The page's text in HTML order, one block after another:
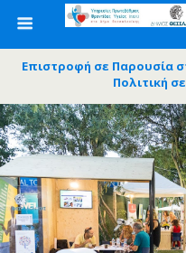
Επιστροφή σε Παρουσία
Πολιτική